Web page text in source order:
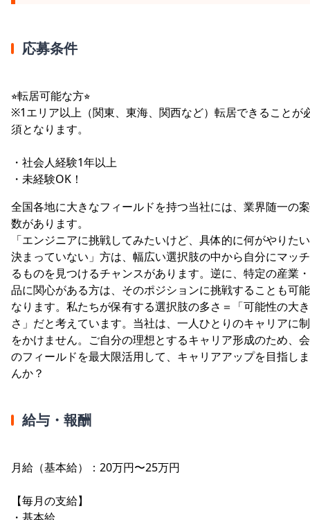
応募条件
⭐︎転居可能な方⭐︎
※1エリア以上（関東、東海、関西など）転居できることが
須となります。
・社会人経験1年以上
・未経験OK！
全国各地に大きなフィールドを持つ当社には、業界随一の
数があります。
「エンジニアに挑戦してみたいけど、具体的に何がやりた
決まっていない」方は、幅広い選択肢の中から自分にマッ
るものを見つけるチャンスがあります。逆に、特定の産業
品に関心がある方は、そのポジションに挑戦することも可
なります。私たちが保有する選択肢の多さ＝「可能性の大き
さ」だと考えています。当社は、一人ひとりのキャリアに
をかけません。ご自分の理想とするキャリア形成のため、
のフィールドを最大限活用して、キャリアアップを目指し
んか？
給与・報酬
月給（基本給）：20万円〜25万円
【毎月の支給】